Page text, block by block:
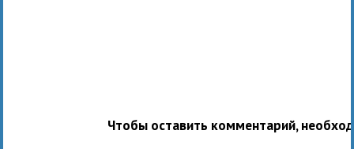
Чтобы оставить комментарий,